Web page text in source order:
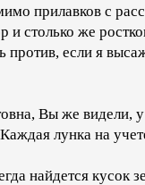
прилавков с
и столько же
если я
Вы же видели,
лунка на
найдется кусок